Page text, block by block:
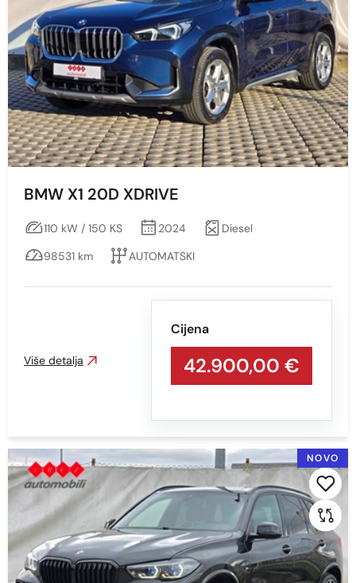
BMW X1 20D XDRIVE
110 kW / 150 KS 2024
Diesel
98531 km
AUTOMATSKI
Cijena
42.900,00 €
Više detalja
NOVO